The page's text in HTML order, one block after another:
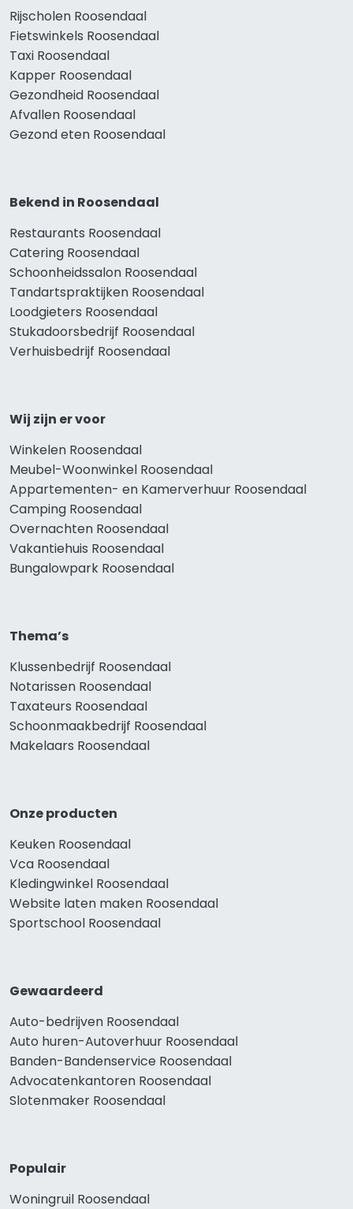
Rijscholen Roosendaal
Fietswinkels Roosendaal
Taxi Roosendaal
Kapper Roosendaal
Gezondheid Roosendaal
Afvallen Roosendaal
Gezond eten Roosendaal
Bekend in Roosendaal
Restaurants Roosendaal
Catering Roosendaal
Schoonheidssalon Roosendaal
Tandartspraktijken Roosendaal
Loodgieters Roosendaal
Stukadoorsbedrijf Roosendaal
Verhuisbedrijf Roosendaal
Wij zijn er voor
Winkelen Roosendaal
Meubel-Woonwinkel Roosendaal
Appartementen- en Kamerverhuur Roosendaal
Camping Roosendaal
Overnachten Roosendaal
Vakantiehuis Roosendaal
Bungalowpark Roosendaal
Thema’s
Klussenbedrijf Roosendaal
Notarissen Roosendaal
Taxateurs Roosendaal
Schoonmaakbedrijf Roosendaal
Makelaars Roosendaal
Onze producten
Keuken Roosendaal
Vca Roosendaal
Kledingwinkel Roosendaal
Website laten maken Roosendaal
Sportschool Roosendaal
Gewaardeerd
Auto-bedrijven Roosendaal
Auto huren-Autoverhuur Roosendaal
Banden-Bandenservice Roosendaal
Advocatenkantoren Roosendaal
Slotenmaker Roosendaal
Populair
Woningruil Roosendaal